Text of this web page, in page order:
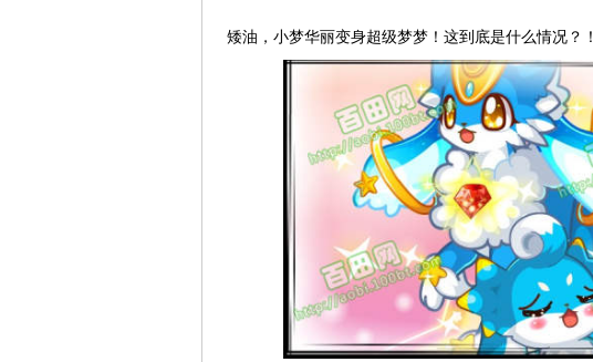
矮油，小梦华丽变身超级梦梦！这到底是什么情况？！